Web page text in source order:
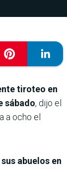
tiroteo en
sábado, dijo el
a ocho el
abuelos en